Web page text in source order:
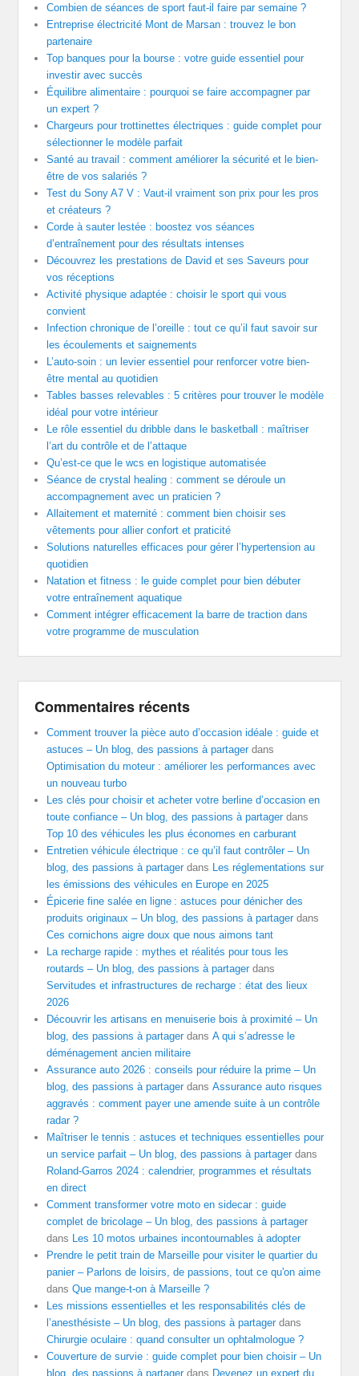
Combien de séances de sport faut-il faire par semaine ?
Entreprise électricité Mont de Marsan : trouvez le bon
partenaire
Top banques pour la bourse : votre guide essentiel pour
investir avec succès
Équilibre alimentaire : pourquoi se faire accompagner par
un expert ?
Chargeurs pour trottinettes électriques : guide complet pour
sélectionner le modèle parfait
Santé au travail : comment améliorer la sécurité et le bien-
être de vos salariés ?
Test du Sony A7 V : Vaut-il vraiment son prix pour les pros
et créateurs ?
Corde à sauter lestée : boostez vos séances
d’entraînement pour des résultats intenses
Découvrez les prestations de David et ses Saveurs pour
vos réceptions
Activité physique adaptée : choisir le sport qui vous
convient
Infection chronique de l’oreille : tout ce qu’il faut savoir sur
les écoulements et saignements
L’auto-soin : un levier essentiel pour renforcer votre bien-
être mental au quotidien
Tables basses relevables : 5 critères pour trouver le modèle
idéal pour votre intérieur
Le rôle essentiel du dribble dans le basketball : maîtriser
l’art du contrôle et de l’attaque
Qu’est-ce que le wcs en logistique automatisée
Séance de crystal healing : comment se déroule un
accompagnement avec un praticien ?
Allaitement et maternité : comment bien choisir ses
vêtements pour allier confort et praticité
Solutions naturelles efficaces pour gérer l’hypertension au
quotidien
Natation et fitness : le guide complet pour bien débuter
votre entraînement aquatique
Comment intégrer efficacement la barre de traction dans
votre programme de musculation
Commentaires récents
Comment trouver la pièce auto d’occasion idéale : guide et
astuces – Un blog, des passions à partagerdans
Optimisation du moteur : améliorer les performances avec
un nouveau turbo
Les clés pour choisir et acheter votre berline d’occasion en
toute confiance – Un blog, des passions à partagerdans
Top 10 des véhicules les plus économes en carburant
Entretien véhicule électrique : ce qu’il faut contrôler – Un
blog, des passions à partagerdans Les réglementations sur
les émissions des véhicules en Europe en 2025
Épicerie fine salée en ligne : astuces pour dénicher des
produits originaux – Un blog, des passions à partagerdans
Ces cornichons aigre doux que nous aimons tant
La recharge rapide : mythes et réalités pour tous les
routards – Un blog, des passions à partagerdans
Servitudes et infrastructures de recharge : état des lieux
2026
Découvrir les artisans en menuiserie bois à proximité – Un
blog, des passions à partagerdansA qui s’adresse le
déménagement ancien militaire
Assurance auto 2026 : conseils pour réduire la prime – Un
blog, des passions à partagerdansAssurance auto risques
aggravés : comment payer une amende suite à un contrôle
radar ?
Maîtriser le tennis : astuces et techniques essentielles pour
un service parfait – Un blog, des passions à partagerdans
Roland-Garros 2024 : calendrier, programmes et résultats
en direct
Comment transformer votre moto en sidecar : guide
complet de bricolage – Un blog, des passions à partager
dans Les 10 motos urbaines incontournables à adopter
Prendre le petit train de Marseille pour visiter le quartier du
panier – Parlons de loisirs, de passions, tout ce qu'on aime
dansQue mange-t-on à Marseille ?
Les missions essentielles et les responsabilités clés de
l’anesthésiste – Un blog, des passions à partagerdans
Chirurgie oculaire : quand consulter un ophtalmologue ?
Couverture de survie : guide complet pour bien choisir – Un
blog, des passions à partagerdans Devenez un expert du